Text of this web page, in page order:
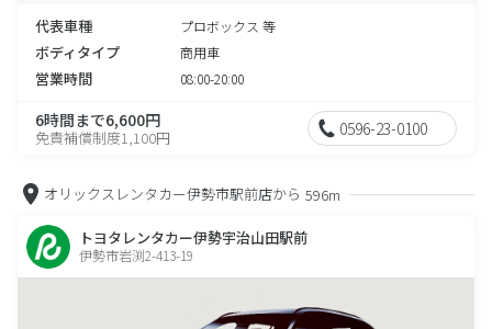
代表車種 プロボックス 等
ボディタイプ 商用車
営業時間 08:00-20:00
6時間まで6,600円
免責補償制度1,100円 0596-23-0100
オリックスレンタカー伊勢市駅前店から 596m
トヨタレンタカー伊勢宇治山田駅前
伊勢市岩渕2-413-19